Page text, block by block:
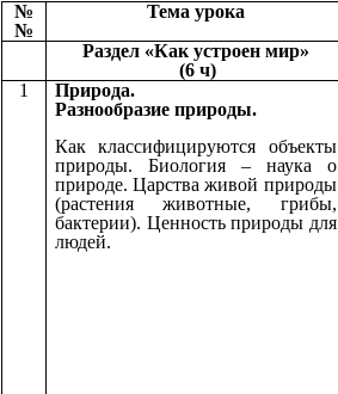
№
№
Тема урока
Раздел «Как устроен мир»
(6 ч)
1
Природа.
Разнообразие природы.
Как классифицируются объекты
природы. Биология – наука о
природе. Царства живой природы
(растения животные, грибы,
бактерии). Ценность природы для
людей.